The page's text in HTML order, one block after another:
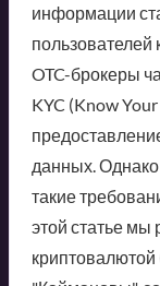
информации
OTC-брокеры
KYC (Know
данных. Однако
такие
этой статье мы
криптовалютой